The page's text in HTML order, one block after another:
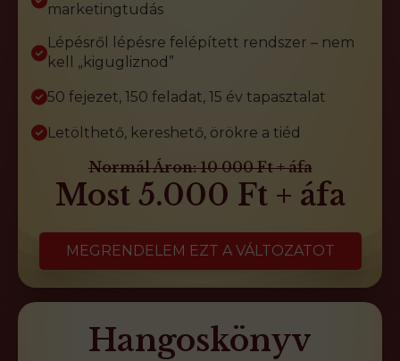
marketingtudás
Lépésről lépésre felépített rendszer – nem
kell „kigugliznod”
50 fejezet, 150 feladat, 15 év tapasztalat
Letölthető, kereshető, örökre a tiéd
Normál Áron: 10 000 Ft + áfa
Most 5.000 Ft + áfa
MEGRENDELEM EZT A VÁLTOZATOT
Hangoskönyv